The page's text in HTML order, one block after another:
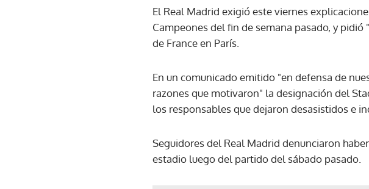
El Real Madrid exigió este viernes
Campeones del fin de semana pasado, y
de France en París.
En un comunicado emitido "en defensa de
razones que motivaron" la designación del
los responsables que dejaron desasistidos e
Seguidores del Real Madrid denunciaron
estadio luego del partido del sábado pasado.